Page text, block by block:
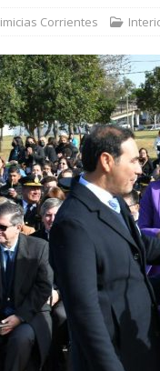
Corrientes